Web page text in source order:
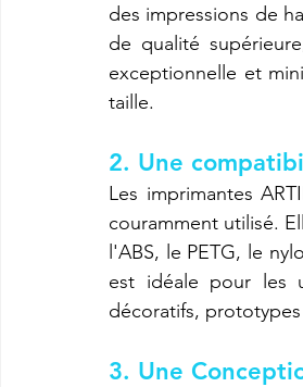
des impressions de
de qualité
exceptionnelle et
taille.
2. Une
Les imprimantes
couramment utilisé.
l'ABS, le PETG, le
est idéale pour les
décoratifs,
3. Une